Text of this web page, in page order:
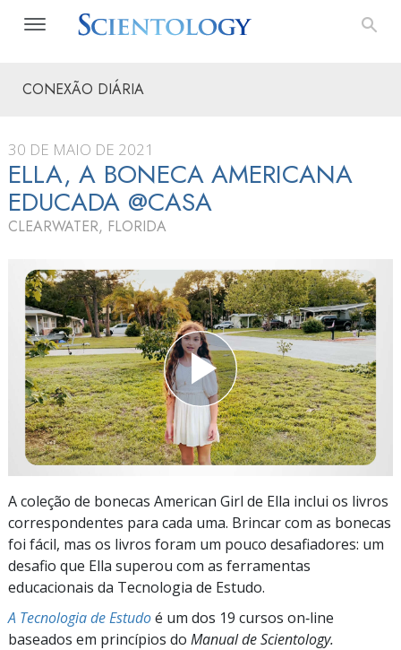
CONEXÃO DIÁRIA
30 DE MAIO DE 2021
ELLA, A BONECA AMERICANA
EDUCADA @CASA
CLEARWATER, FLORIDA
A coleção de bonecas American Girl de Ella inclui os livros
correspondentes para cada uma. Brincar com as bonecas
foi fácil, mas os livros foram um pouco desafiadores: um
desafio que Ella superou com as ferramentas
educacionais da Tecnologia de Estudo.
A Tecnologia de Estudoé um dos 19 cursos on‑line
baseados em princípios do Manual de Scientology.